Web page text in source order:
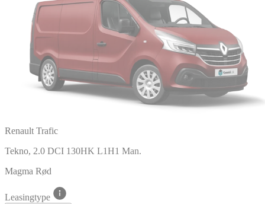
Renault Trafic
Tekno, 2.0 DCI 130HK L1H1 Man.
Magma Rød
Leasingtype